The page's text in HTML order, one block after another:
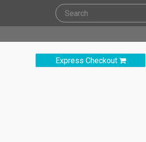
Express Checkout